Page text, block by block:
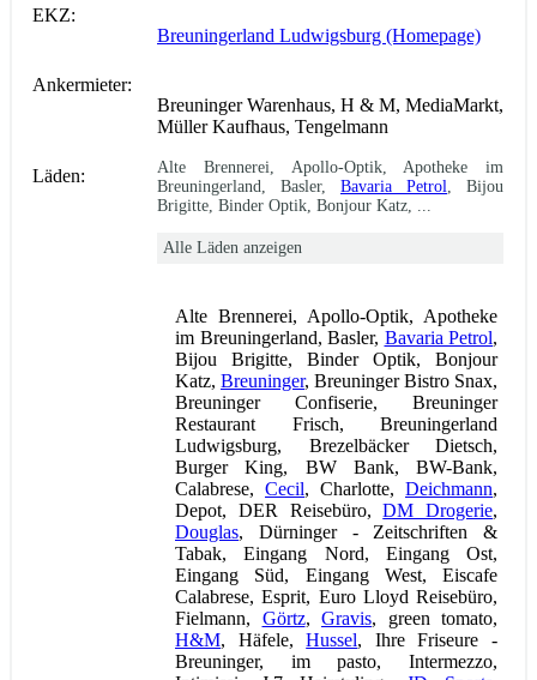
EKZ:
Breuningerland Ludwigsburg (Homepage)
Ankermieter:
Breuninger Warenhaus, H & M, MediaMarkt,
Müller Kaufhaus, Tengelmann
Läden:
Alte Brennerei, Apollo-Optik, Apotheke im
Breuningerland, Basler, Bavaria Petrol
, Bijou
Brigitte, Binder Optik, Bonjour Katz, ...
Alle Läden anzeigen
Alte Brennerei, Apollo-Optik, Apotheke
im Breuningerland, Basler, Bavaria Petrol,
Bijou Brigitte, Binder Optik, Bonjour
Katz, Breuninger, Breuninger Bistro Snax,
Breuninger Confiserie, Breuninger
Restaurant Frisch, Breuningerland
Ludwigsburg, Brezelbäcker Dietsch,
Burger King, BW Bank, BW-Bank,
Calabrese, Cecil, Charlotte, Deichmann,
Depot, DER Reisebüro,DM Drogerie,
Douglas, Dürninger - Zeitschriften &
Tabak, Eingang Nord, Eingang Ost,
Eingang Süd, Eingang West, Eiscafe
Calabrese, Esprit, Euro Lloyd Reisebüro,
Fielmann, Görtz, Gravis, green tomato,
H&M, Häfele,Hussel, Ihre Friseure -
Breuninger, im pasto, Intermezzo,